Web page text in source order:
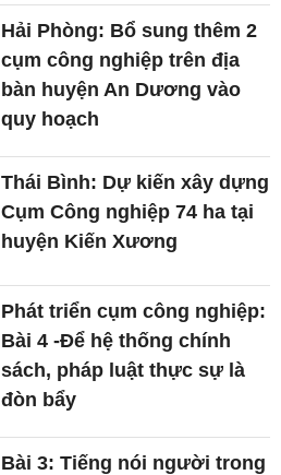
Hải Phòng: Bổ sung thêm 2
cụm công nghiệp trên địa
bàn huyện An Dương vào
quy hoạch
Thái Bình: Dự kiến xây dựng
Cụm Công nghiệp 74 ha tại
huyện Kiến Xương
Phát triển cụm công nghiệp:
Bài 4 -Để hệ thống chính
sách, pháp luật thực sự là
đòn bẩy
Bài 3: Tiếng nói người trong